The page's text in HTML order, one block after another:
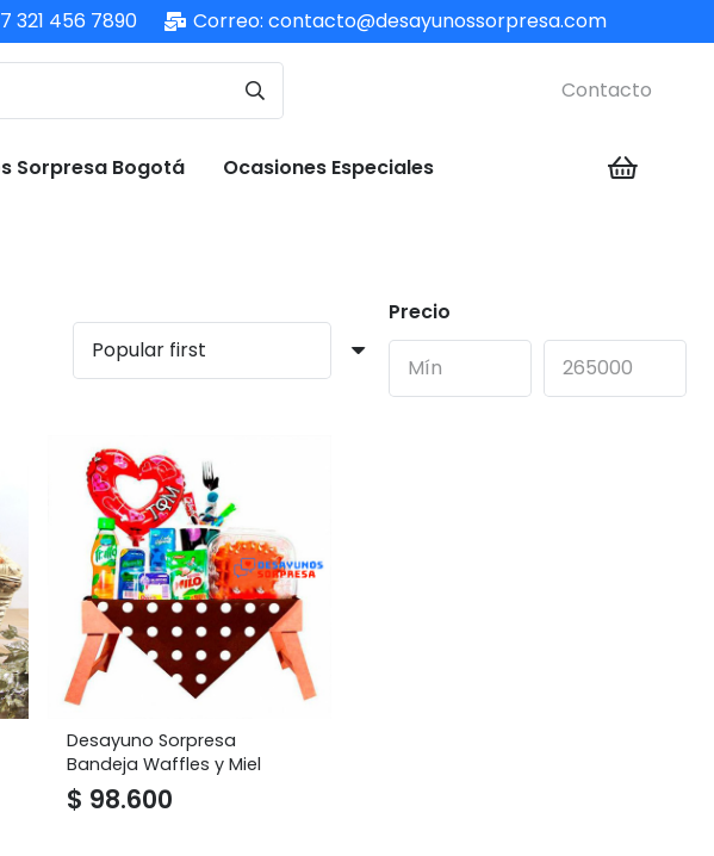
321 456 7890 Correo:contacto@desayunossorpresa.com
Contacto
Sorpresa Bogotá Ocasiones Especiales
Desayuno Sorpresa
Bandeja Waffles y Miel
$ 98.600
Precio